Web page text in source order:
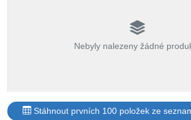
Nebyly nalezeny žádné
Stáhnout prvních 100 položek ze